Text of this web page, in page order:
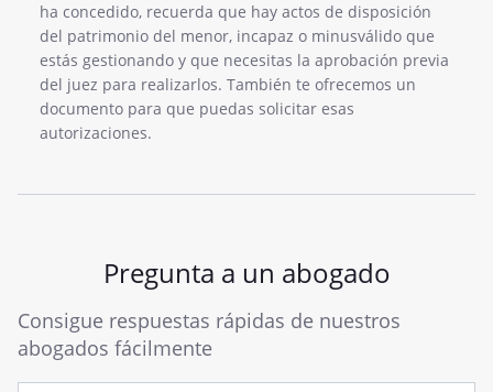
ha concedido, recuerda que hay actos de disposición
del patrimonio del menor, incapaz o minusválido que
estás gestionando y que necesitas la aprobación previa
del juez para realizarlos. También te ofrecemos un
documento para que puedas solicitar esas
autorizaciones.
Pregunta a un abogado
Consigue respuestas rápidas de nuestros
abogados fácilmente